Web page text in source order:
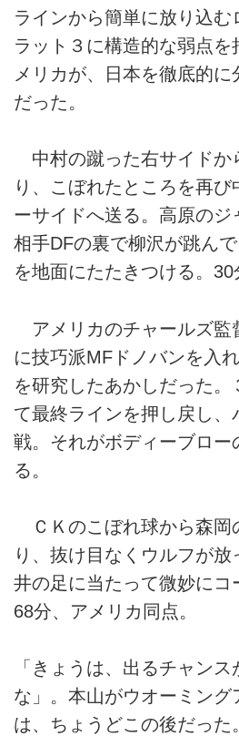
ラインから簡単に放り込む
ラット３に構造的な弱点を
メリカが、日本を徹底的
だった。
中村の蹴った右サイドか
り、こぼれたところを再び
ーサイドへ送る。高原のジ
相手DFの裏で柳沢が跳ん
を地面にたたきつける。30
アメリカのチャールズ監
に技巧派MFドノバンを入
を研究したあかしだった。
て最終ラインを押し戻し、
戦。それがボディーブロー
る。
ＣＫのこぼれ球から森岡
り、抜け目なくウルフが
井の足に当たって微妙にコ
68分、アメリカ同点。
「きょうは、出るチャン
な」。本山がウオーミング
は、ちょうどこの後だった。